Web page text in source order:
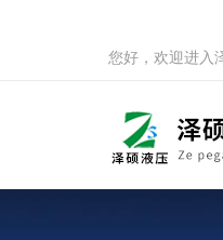
您好，欢迎进入